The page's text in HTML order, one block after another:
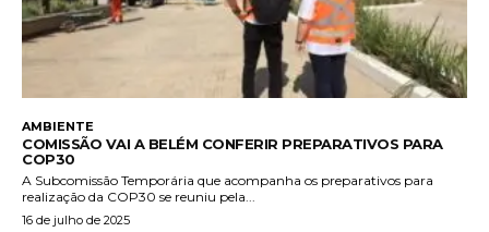
AMBIENTE
COMISSÃO VAI A BELÉM CONFERIR PREPARATIVOS PARA
COP30
A Subcomissão Temporária que acompanha os preparativos para
realização da COP30 se reuniu pela...
16 de julho de 2025